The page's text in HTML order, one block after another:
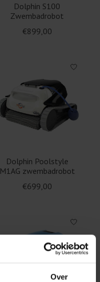
Over
Dolphin S100
Zwembadrobot
€899,00
Dolphin Poolstyle
M1AG zwembadrobot
€699,00